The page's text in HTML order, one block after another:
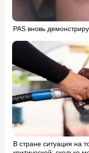
PAS вновь
В стране ситуация на